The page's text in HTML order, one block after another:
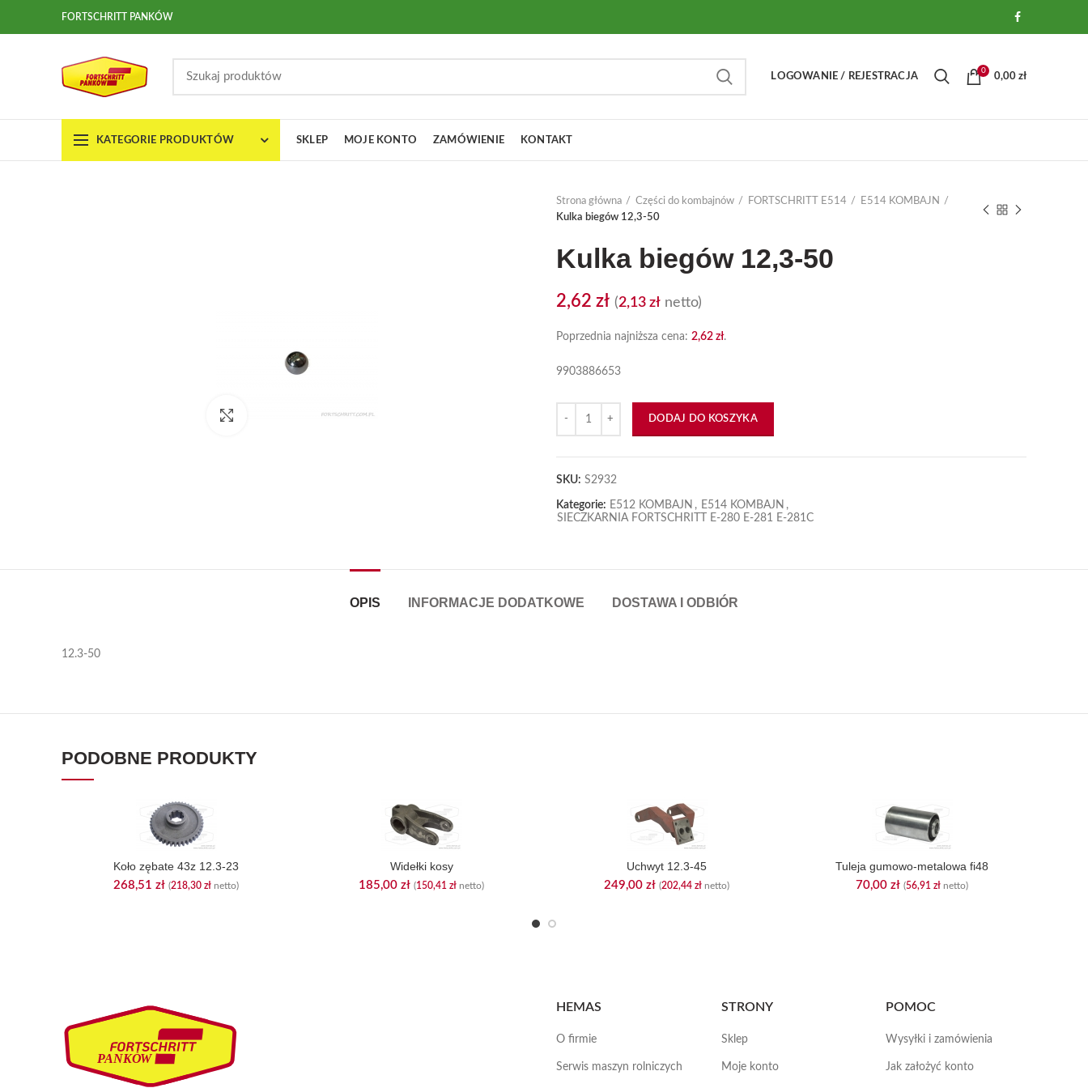
FORTSCHRITT PANKÓW
LOGOWANIE / REJESTRACJA
0
0,00 zł
KATEGORIE PRODUKTÓW SKLEP MOJE KONTO ZAMÓWIENIE KONTAKT
Kliknij, aby powiększyć
Strona główna Części do kombajnów FORTSCHRITT E514
E514 KOMBAJN
Kulka biegów 12,3-50
Kulka biegów 12,3-50
2,62 zł (2,13 zł netto)
Poprzednia najniższa cena: 2,62 zł.
9903886653
DODAJ DO KOSZYKA
SKU: S2932
Kategorie: E512 KOMBAJN , E514 KOMBAJN ,
SIECZKARNIA FORTSCHRITT E-280 E-281 E-281C
OPIS INFORMACJE DODATKOWE DOSTAWA I ODBIÓR
12.3-50
PODOBNE PRODUKTY
Koło zębate 43z 12.3-23
268,51 zł (218,30 zł netto)
Widełki kosy
185,00 zł (150,41 zł netto)
Uchwyt 12.3-45
249,00 zł (202,44 zł netto)
Tuleja gumowo-metalowa fi48
70,00 zł (56,91 zł netto)
HEMAS
O firmie
Serwis maszyn rolniczych
STRONY
Sklep
Moje konto
POMOC
Wysyłki i zamówienia
Jak założyć konto